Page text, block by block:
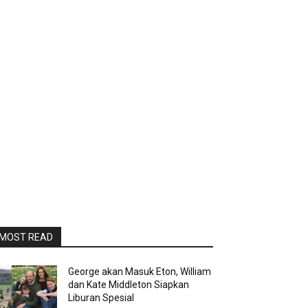
READ
George akan Masuk Eton, William
dan Kate Middleton Siapkan
Liburan Spesial